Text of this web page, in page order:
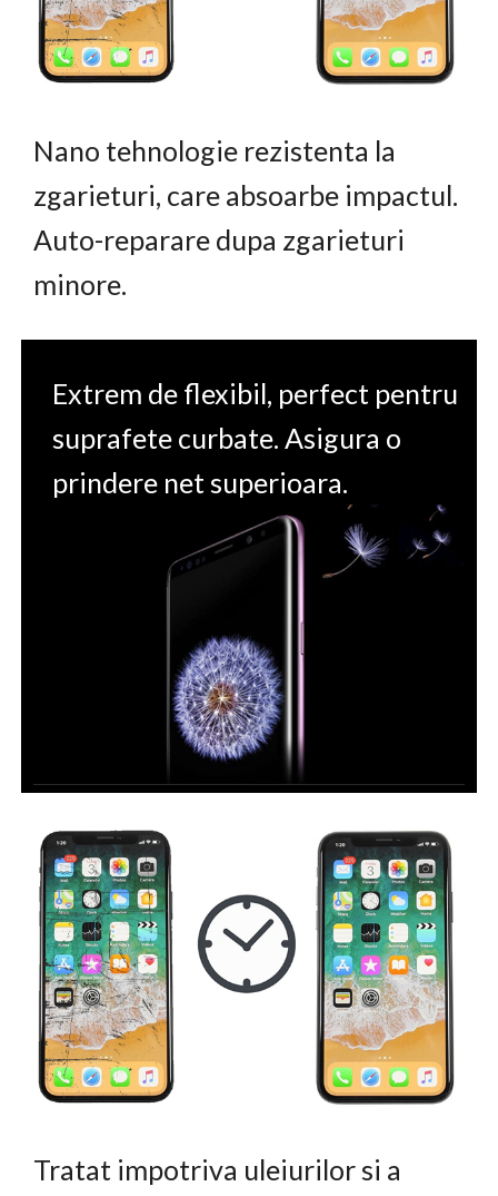
Nano tehnologie rezistenta la
zgarieturi, care absoarbe impactul.
Auto-reparare dupa zgarieturi
minore.
Extrem de flexibil, perfect pentru
suprafete curbate. Asigura o
prindere net superioara.
Tratat impotriva uleiurilor si a